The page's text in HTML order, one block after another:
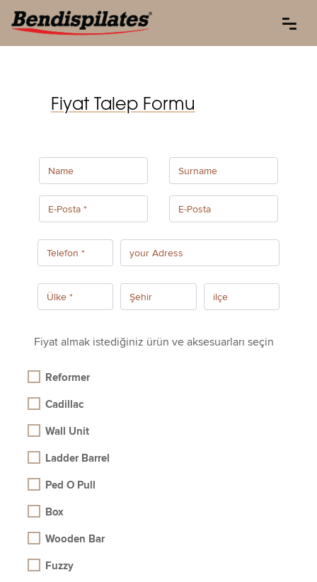
Fiyat Talep Formu
Fiyat almak istediğiniz ürün ve aksesuarları seçin
Reformer
Cadillac
Wall Unit
Ladder Barrel
Ped O Pull
Box
Wooden Bar
Fuzzy